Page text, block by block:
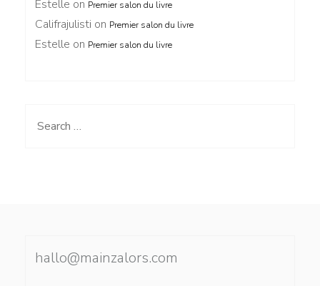
Estelle on Premier salon du livre
Califrajulisti on Premier salon du livre
Estelle on Premier salon du livre
Search
hallo@mainzalors.com